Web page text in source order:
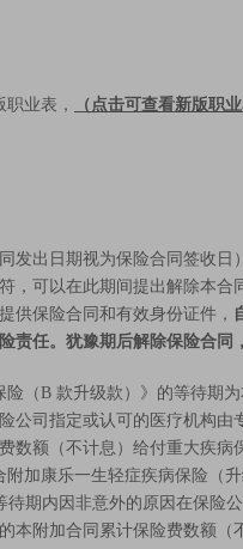
业表，
（点击可查看新版职
发出日期视为保险合同签收
，可以在此期间提出解除本
供保险合同和有效身份证件，
责任。犹豫期后解除保险合同
（B 款升级款）》的等待期
公司指定或认可的医疗机构
数额（不计息）给付重大疾病
加康乐一生轻症疾病保险（
待期内因非意外的原因在保
本附加合同累计保险费数额